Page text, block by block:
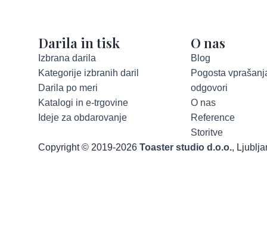
Darila in tisk
Izbrana darila
Kategorije izbranih daril
Darila po meri
Katalogi in e-trgovine
Ideje za obdarovanje
O nas
Blog
Pogosta
odgovori
O nas
Reference
Storitve
Copyright © 2019-2026 Toaster studio d.o.o.,